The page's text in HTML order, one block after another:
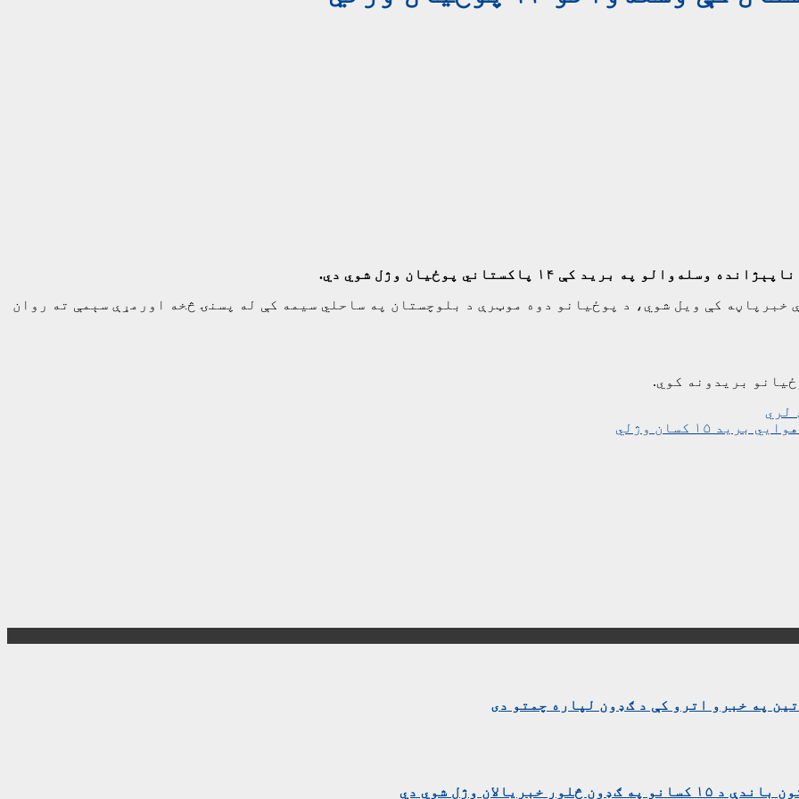
په برید کې ۱۴ پاکستاني پوځیان وژل شوي دي.
خبرپاڼه کې ویل شوي، د پوځیانو دوه موټرې د بلوچستان په ساحلي سیمه کې له پسنۍ څخه اورمړې سېمې ته روان
بریدونه کوي.
لري
۱۵ کسان وژلي
په خبرو اترو کې د ګډون لپاره چمتو دی
وژل شوي دي